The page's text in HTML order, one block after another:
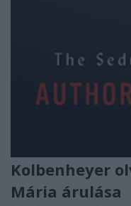
Kolbenheyer
Mária árulása